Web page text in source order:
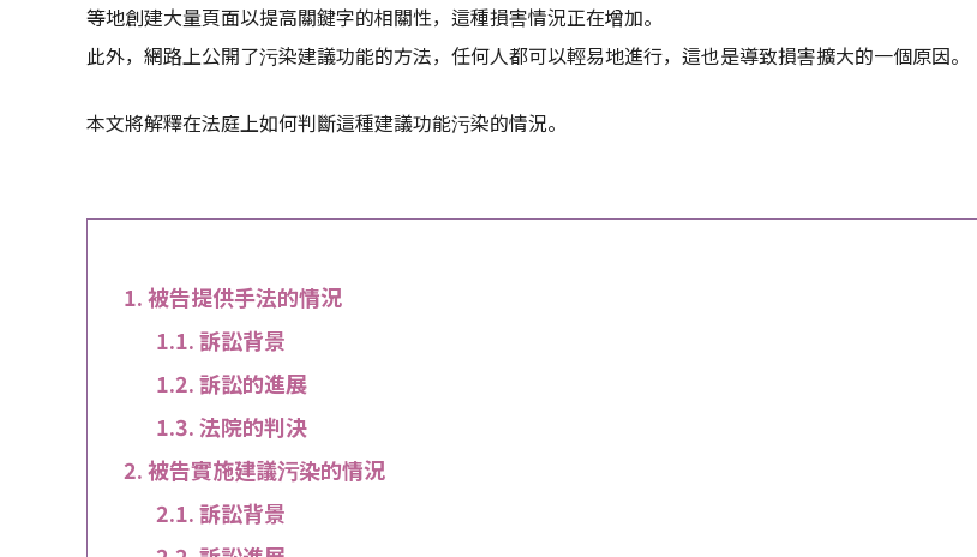
等地創建大量頁面以提高關鍵字的相關性，這種損害情況正在增加。
此外，網路上公開了污染建議功能的方法，任何人都可以輕易地進行，這也是導致損害擴大的一個原因。
本文將解釋在法庭上如何判斷這種建議功能污染的情況。
被告提供手法的情況
訴訟背景
訴訟的進展
法院的判決
被告實施建議污染的情況
訴訟背景